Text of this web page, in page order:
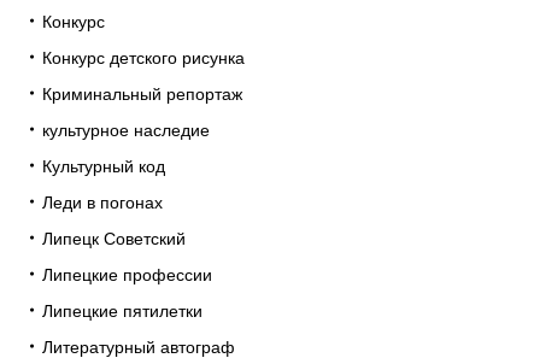
Конкурс
Конкурс детского рисунка
Криминальный репортаж
культурное наследие
Культурный код
Леди в погонах
Липецк Советский
Липецкие профессии
Липецкие пятилетки
Литературный автограф